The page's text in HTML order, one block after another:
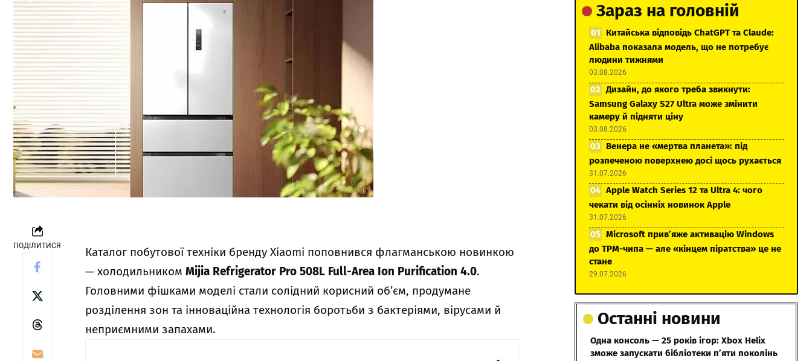
ПОДІЛИТИСЯ
Каталог побутової техніки бренду Xiaomi поповнився флагманською новинкою
— холодильникомMijia Refrigerator Pro 508L Full-Area Ion Purification 4.0.
Головними фішками моделі стали солідний корисний об’єм, продумане
розділення зон та інноваційна технологія боротьби з бактеріями, вірусами й
неприємними запахами.
Зараз на головній
Китайська відповідь ChatGPT та Claude:
Alibaba показала модель, що не потребує
людини тижнями
03.08.2026
Дизайн, до якого треба звикнути:
Samsung Galaxy S27 Ultra може змінити
камеру й підняти ціну
03.08.2026
Венера не «мертва планета»: під
розпеченою поверхнею досі щось рухається
31.07.2026
Apple Watch Series 12 та Ultra 4: чого
чекати від осінніх новинок Apple
31.07.2026
Microsoft прив’яже активацію Windows
до TPM-чипа — але «кінцем піратства» це не
стане
29.07.2026
Останні новини
Одна консоль — 25 років ігор: Xbox Helix
зможе запускати бібліотеки п’яти поколінь